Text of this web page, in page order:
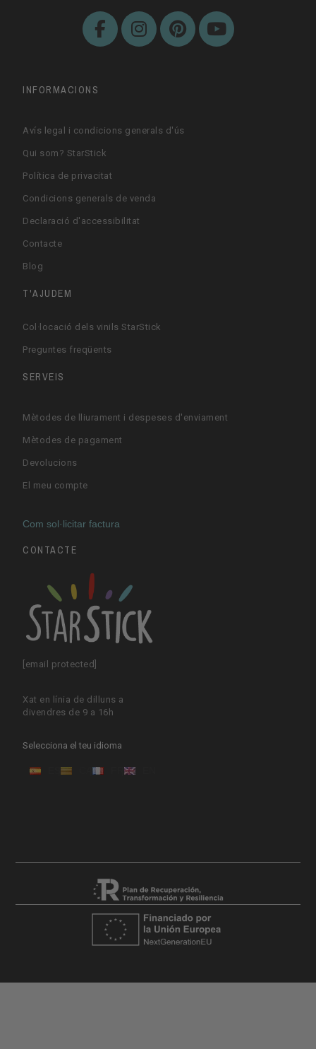
INFORMACIONS
Avís legal i condicions generals d'ús
Qui som? StarStick
Política de privacitat
Condicions generals de venda
Declaració d'accessibilitat
Contacte
Blog
T'AJUDEM
Col·locació dels vinils StarStick
Preguntes freqüents
SERVEIS
Mètodes de lliurament i despeses d'enviament
Mètodes de pagament
Devolucions
El meu compte
Com sol·licitar factura
CONTACTE
[email protected]
Xat en línia de dilluns a
divendres de 9 a 16h
Selecciona el teu idioma
ES CA FR